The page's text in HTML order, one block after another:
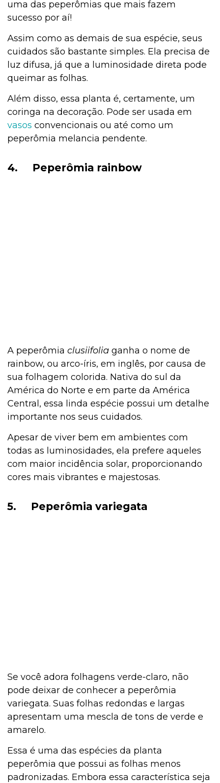
uma das peperômias que mais fazem
sucesso por aí!
Assim como as demais de sua espécie, seus
cuidados são bastante simples. Ela precisa de
luz difusa, já que a luminosidade direta pode
queimar as folhas.
Além disso, essa planta é, certamente, um
coringa na decoração. Pode ser usada em
vasos convencionais ou até como um
peperômia melancia pendente.
4. Peperômia rainbow
A peperômia clusiifolia ganha o nome de
rainbow, ou arco-íris, em inglês, por causa de
sua folhagem colorida. Nativa do sul da
América do Norte e em parte da América
Central, essa linda espécie possui um detalhe
importante nos seus cuidados.
Apesar de viver bem em ambientes com
todas as luminosidades, ela prefere aqueles
com maior incidência solar, proporcionando
cores mais vibrantes e majestosas.
5. Peperômia variegata
Se você adora folhagens verde-claro, não
pode deixar de conhecer a peperômia
variegata. Suas folhas redondas e largas
apresentam uma mescla de tons de verde e
amarelo.
Essa é uma das espécies da planta
peperômia que possui as folhas menos
padronizadas. Embora essa característica seja